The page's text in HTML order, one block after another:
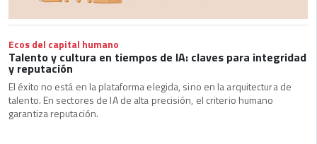
Ecos del capital humano
Talento y cultura en tiempos de IA: claves para integridad
y reputación
El éxito no está en la plataforma elegida, sino en la arquitectura de
talento. En sectores de IA de alta precisión, el criterio humano
garantiza reputación.